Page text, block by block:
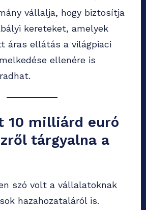
vállalja, hogy biztosítja
kereteket, amelyek
áras ellátás a világpiaci
ellenére is
10 milliárd euró
tárgyalna a
szó volt a vállalatoknak
hazahozataláról is.